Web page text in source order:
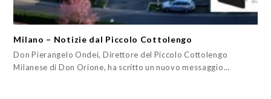
Milano – Notizie dal Piccolo Cottolengo
Don Pierangelo Ondei, Direttore del Piccolo Cottolengo
Milanese di Don Orione, ha scritto un nuovo messaggio…